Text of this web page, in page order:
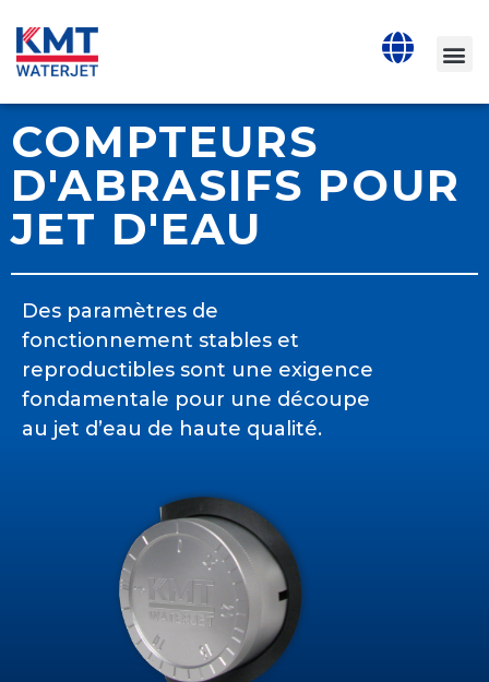
COMPTEURS
D'ABRASIFS POUR
JET D'EAU
Des paramètres de
fonctionnement stables et
reproductibles sont une exigence
fondamentale pour une découpe
au jet d’eau de haute qualité.